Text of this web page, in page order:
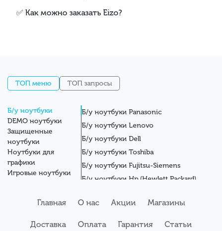
✅ Как можно заказать Eizo?
ТОП меню ТОП запросы
Б/у ноутбуки
DEMO ноутбуки
Защищенные
ноутбуки
Ноутбуки для
графики
Игровые ноутбуки
Мониторы
Серверы
Б/у ноутбуки Panasonic
Б/у ноутбуки Lenovo
Б/у ноутбуки Dell
Б/у ноутбуки Toshiba
Б/у ноутбуки Fujitsu-Siemens
Б/у ноутбуки Hp (Hewlett Packard)
Б/у ноутбуки Asus
Б/у ноутбуки Apple
Главная О нас Акции Магазины
Доставка Оплата Гарантия Статьи